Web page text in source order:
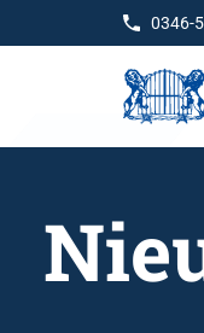
0346-